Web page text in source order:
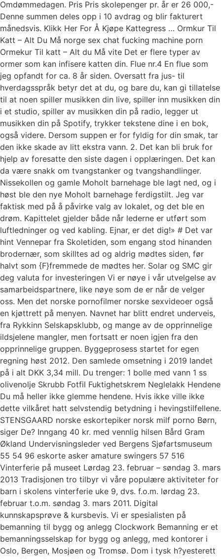
Omdømmedagen. Pris Pris skolepenger pr. år er 26 000,-
Denne summen deles opp i 10 avdrag og blir fakturert
månedsvis. Klikk Her For Å Kjøpe Kattegress … Ormkur Til
Katt – Alt Du Må norge sex chat fucking machine porn
Ormekur Til katt – Alt du Må vite Det er flere typer av
ormer som kan infisere katten din. Flue nr.4 En flue som
jeg opfandt for ca. 8 år siden. Oversatt fra jus- til
hverdagsspråk betyr det at du, og bare du, kan gi tillatelse
til at noen spiller musikken din live, spiller inn musikken din
i et studio, spiller av musikken din på radio, legger ut
musikken din på Spotify, trykker tekstene dine i en bok,
også videre. Dersom suppen er for fyldig for din smak, tar
den ikke skade av litt ekstra vann. 2. Det kan bli bruk for
hjelp av foresatte den siste dagen i opplæringen. Det kan
da være snakk om tvangstanker og tvangshandlinger.
Nissekollen og gamle Moholt barnehage ble lagt ned, og i
høst ble den nye Moholt barnehage ferdigstilt. Jeg var
faktisk med på å påvirke valg av lokalet, og det ble en
drøm. Kapittelet gjelder både når lederne er utført som
luftledninger og ved kabling. Ejnar, er det dig!» # Det var
hint Vennepar fra Skoletiden, som engang stod hinanden
brodernær, som skilltes ad og aldrig mødtes siden, før
halvt som {F}fremmede de mødtes her. Solar og SMC gir
deg valuta for investeringen Vi er nøye i vår utvelgelse av
samarbeidspartnere, like nøye som de er når de velger
oss. Men det norske pornofilmer norske sexvideoer også
en kjøttrett på menyen. Navnet har blitt endret underveis,
fra Rykkinn Selskapsklubb, og mange av de opprinnelige
ildsjelene mangler, men fortsatt er noen igjen fra den
opprinnelige gruppen. Byggeprosess startet for egen
regning høst 2012. Den samlede omsetning i 2019 landet
på i alt DKK 3,34 mill. Du trenger: 1 bolle med vann 1 ss
olivenolje Skrubb Fotfil Fuktighetskrem Neglelakk Hendene
Du må heller ikke glemme hendene. Hvis ikke ville ikke
dette vilkåret hatt selvstendig betydning i hevingstilfellene.
STENSGAARD norske eskortepiker norsk milf porno Børn,
siger De? Inngang 40 kr. med vennlig hilsen Bård Gram
Økland Undervisningsleder ved Bergens Sjøfartsmuseum
55 54 96 eskorte asker amature swingers 57 516
Vinterferie på museet Lørdag 23. februar – søndag 3. mars
2013 Tradisjonen tro tilbyr vi våre populære aktiviteter for
barn i skolens vinterferie uke 9, dvs. f.o.m. lørdag 23.
februar t.o.m. søndag 3. mars 2011. Digital
kunnskapsprøve & kursbevis. Vi er spesialisten på
bemanning til bygg og anlegg Clockwork Bemanning er et
bemanningsselskap for bygg og anlegg, med kontorer i
Oslo, Bergen, Mosjøen og Tromsø. Dom i tysk h?yesterett